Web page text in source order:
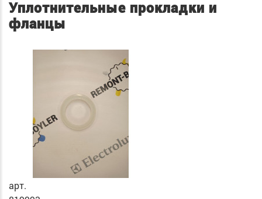
Уплотнительные прокладки и
фланцы
арт.